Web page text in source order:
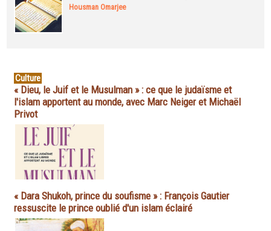
Housman Omarjee
Culture
« Dieu, le Juif et le Musulman » : ce que le judaïsme et
l'islam apportent au monde, avec Marc Neiger et Michaël
Privot
« Dara Shukoh, prince du soufisme » : François Gautier
ressuscite le prince oublié d'un islam éclairé